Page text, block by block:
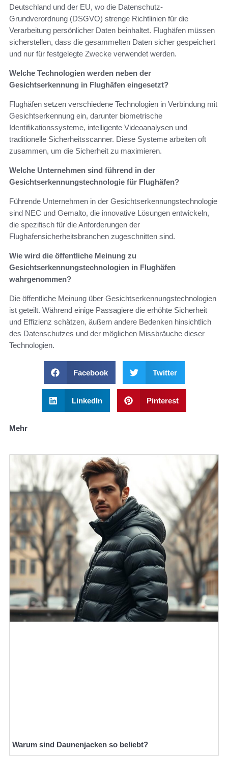
Deutschland und der EU, wo die Datenschutz-
Grundverordnung (DSGVO) strenge Richtlinien für die
Verarbeitung persönlicher Daten beinhaltet. Flughäfen müssen
sicherstellen, dass die gesammelten Daten sicher gespeichert
und nur für festgelegte Zwecke verwendet werden.
Welche Technologien werden neben der
Gesichtserkennung in Flughäfen eingesetzt?
Flughäfen setzen verschiedene Technologien in Verbindung mit
Gesichtserkennung ein, darunter biometrische
Identifikationssysteme, intelligente Videoanalysen und
traditionelle Sicherheitsscanner. Diese Systeme arbeiten oft
zusammen, um die Sicherheit zu maximieren.
Welche Unternehmen sind führend in der
Gesichtserkennungstechnologie für Flughäfen?
Führende Unternehmen in der Gesichtserkennungstechnologie
sind NEC und Gemalto, die innovative Lösungen entwickeln,
die spezifisch für die Anforderungen der
Flughafensicherheitsbranchen zugeschnitten sind.
Wie wird die öffentliche Meinung zu
Gesichtserkennungstechnologien in Flughäfen
wahrgenommen?
Die öffentliche Meinung über Gesichtserkennungstechnologien
ist geteilt. Während einige Passagiere die erhöhte Sicherheit
und Effizienz schätzen, äußern andere Bedenken hinsichtlich
des Datenschutzes und der möglichen Missbräuche dieser
Technologien.
Facebook Twitter
LinkedIn Pinterest
Mehr
Warum sind Daunenjacken so beliebt?